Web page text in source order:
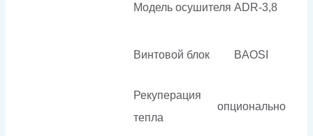
Модель осушителя ADR-3,8
Винтовой блок BAOSI
Рекуперация
тепла
опционально